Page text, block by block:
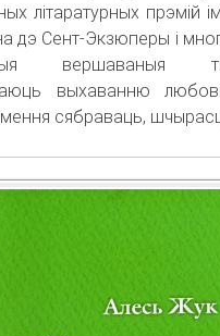
літаратурных прэмій
дэ Сент-Экзюперы і
вершаваныя
выхаванню
сябраваць,